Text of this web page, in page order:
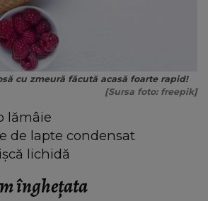
cu zmeură făcută acasă foarte rapid!
[Sursa foto: freepik]
lămâie
de lapte condensat
lichidă
înghețata